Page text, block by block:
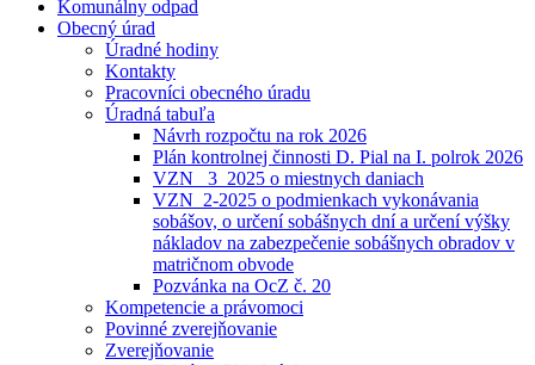
Komunálny odpad
Obecný úrad
Úradné hodiny
Kontakty
Pracovníci obecného úradu
Úradná tabuľa
Návrh rozpočtu na rok 2026
Plán kontrolnej činnosti D. Pial na I. polrok 2026
VZN _3_2025 o miestnych daniach
VZN_2-2025 o podmienkach vykonávania
sobášov, o určení sobášnych dní a určení výšky
nákladov na zabezpečenie sobášnych obradov v
matričnom obvode
Pozvánka na OcZ č. 20
Kompetencie a právomoci
Povinné zverejňovanie
Zverejňovanie